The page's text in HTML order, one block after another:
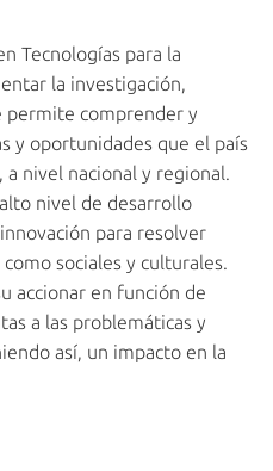
Tecnologías para la
la investigación,
permite comprender y
y oportunidades que el país
nivel nacional y regional.
nivel de desarrollo
para resolver
sociales y culturales.
accionar en función de
a las problemáticas y
así, un impacto en la